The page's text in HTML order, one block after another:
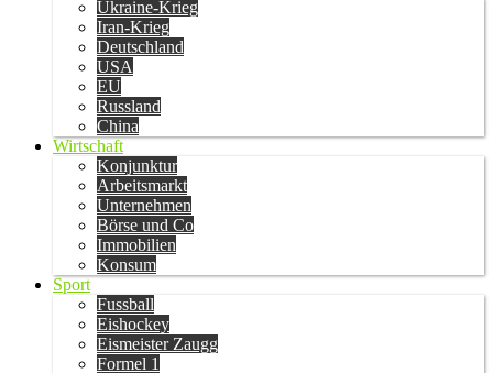
Ukraine-Krieg
Iran-Krieg
Deutschland
USA
EU
Russland
China
Wirtschaft
Konjunktur
Arbeitsmarkt
Unternehmen
Börse und Co
Immobilien
Konsum
Sport
Fussball
Eishockey
Eismeister Zaugg
Formel 1